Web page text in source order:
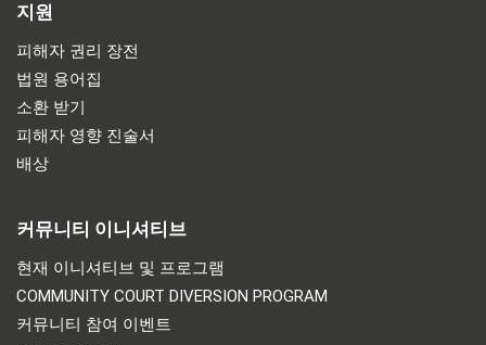
지원
피해자 권리 장전
법원 용어집
소환 받기
피해자 영향 진술서
배상
커뮤니티 이니셔티브
현재 이니셔티브 및 프로그램
COMMUNITY COURT DIVERSION PROGRAM
커뮤니티 참여 이벤트